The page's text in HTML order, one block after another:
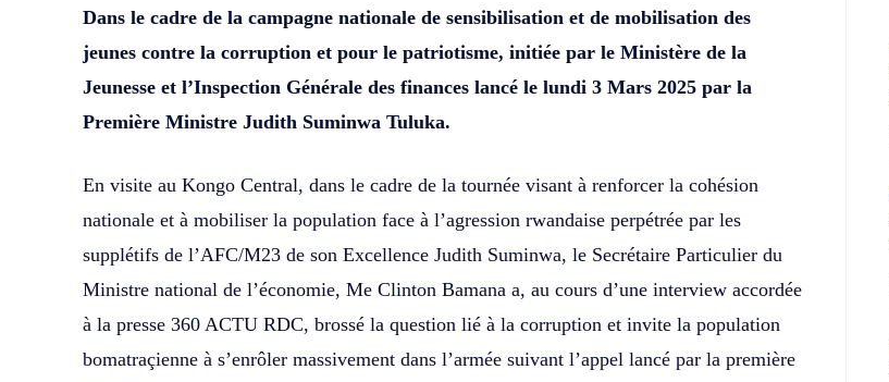
Dans le cadre de la campagne nationale de sensibilisation et de mobilisation des
jeunes contre la corruption et pour le patriotisme, initiée par le Ministère de la
Jeunesse et l’Inspection Générale des finances lancé le lundi 3 Mars 2025 par la
Première Ministre Judith Suminwa Tuluka.
En visite au Kongo Central, dans le cadre de la tournée visant à renforcer la cohésion
nationale et à mobiliser la population face à l’agression rwandaise perpétrée par les
supplétifs de l’AFC/M23 de son Excellence Judith Suminwa, le Secrétaire Particulier du
Ministre national de l’économie, Me Clinton Bamana a, au cours d’une interview accordée
à la presse 360 ACTU RDC, brossé la question lié à la corruption et invite la population
bomatraçienne à s’enrôler massivement dans l’armée suivant l’appel lancé par la première